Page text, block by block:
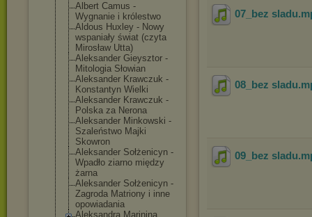
Albert Camus -
Wygnanie i królestwo
Aldous Huxley - Nowy
wspaniały świat (czyta
Mirosław Utta)
Aleksander Gieysztor -
Mitologia Słowian
Aleksander Krawczuk -
Konstantyn Wielki
Aleksander Krawczuk -
Polska za Nerona
Aleksander Minkowski -
Szaleństwo Majki
Skowron
Aleksander Sołżenicyn -
Wpadło ziarno między
żarna
Aleksander Sołżenicyn -
Zagroda Matriony i inne
opowiadania
Aleksandra Marinina
07_bez sladu
08_bez sladu
09_bez sladu